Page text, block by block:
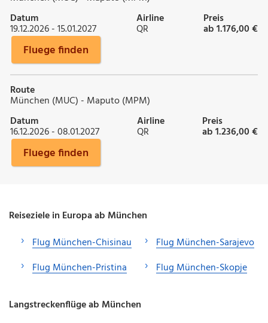
Datum
19.12.2026 - 15.01.2027
Airline
QR
Preis
ab 1.176,00 €
Fluege finden
Route
München (MUC) - Maputo (MPM)
Datum
16.12.2026 - 08.01.2027
Airline
QR
Preis
ab 1.236,00 €
Fluege finden
Reiseziele in Europa ab München
Flug München-Chisinau
Flug München-Pristina
Flug München-Sarajevo
Flug München-Skopje
Langstreckenflüge ab München